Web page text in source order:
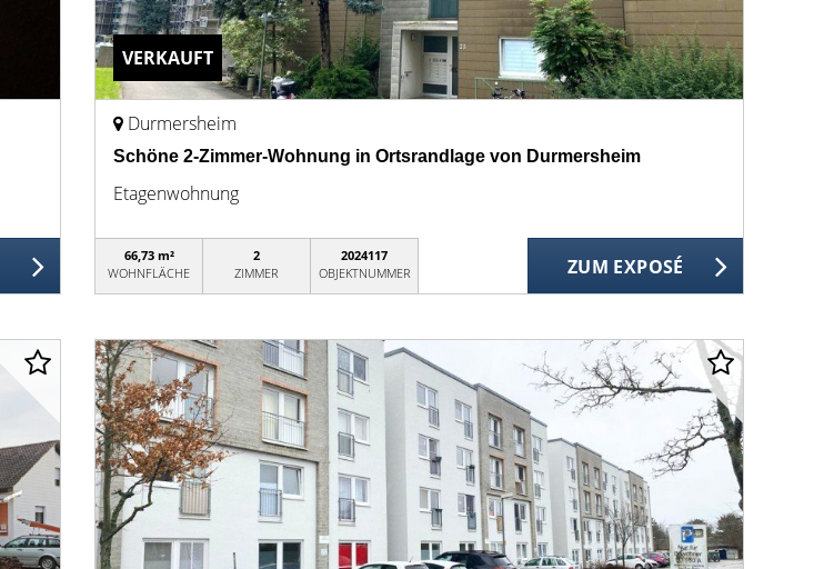
VERKAUFT
Durmersheim
Schöne 2-Zimmer-Wohnung in Ortsrandlage von Durmersheim
Etagenwohnung
66,73 m²
WOHNFLÄCHE
2
ZIMMER
2024117
OBJEKTNUMMER
ZUM EXPOSÉ